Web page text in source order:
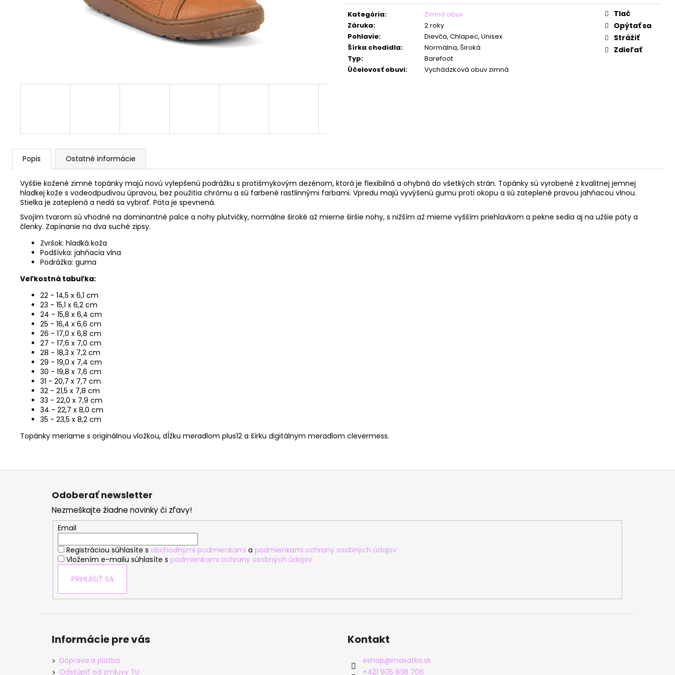
cena:
Kategória:
Zimná obuv
Záruka:
2 roky
Pohlavie:
Dievča, Chlapec, Unisex
Šírka chodidla:
Normálna, Široká
Typ:
Barefoot
Účelovosť obuvi: Vychádzková obuv zimná
Tlač
Opýtať sa
Strážiť
Zdieľať
Popis Ostatné informácie
Vyššie kožené zimné topánky majú novú vylepšenú podrážku s protišmykovým dezénom, ktorá je flexibilná a ohybná do všetkých strán. Topánky sú vyrobené z kvalitnej jemnej
hladkej kože s vodeodpudivou úpravou, bez použitia chrómu a sú farbené rastlinnými farbami. Vpredu majú vyvýšenú gumu proti okopu a sú zateplené pravou jahňacou vlnou.
Stielka je zateplená a nedá sa vybrať. Päta je spevnená.
Svojím tvarom sú vhodné na dominantné palce a nohy plutvičky, normálne široké až mierne širšie nohy, s nižším až mierne vyšším priehlavkom a pekne sedia aj na užšie päty a
členky. Zapínanie na dva suché zipsy.
Zvršok: hladká koža
Podšívka: jahňacia vlna
Podrážka: guma
Veľkostná tabuľka:
22 - 14,5 x 6,1 cm
23 - 15,1 x 6,2 cm
24 - 15,8 x 6,4 cm
25 - 16,4 x 6,6 cm
26 - 17,0 x 6,8 cm
27 - 17,6 x 7,0 cm
28 - 18,3 x 7,2 cm
29 - 19,0 x 7,4 cm
30 - 19,8 x 7,6 cm
31 - 20,7 x 7,7 cm
32 - 21,5 x 7,8 cm
33 - 22,0 x 7,9 cm
34 - 22,7 x 8,0 cm
35 - 23,5 x 8,2 cm
Topánky meriame s originálnou vložkou, dĺžku meradlom plus12 a šírku digitálnym meradlom clevermess.
Z
Odoberať newsletter
Nezmeškajte žiadne novinky či zľavy!
Email
Registráciou súhlasíte s obchodnými podmienkami a podmienkami ochrany osobných údajov
Vložením e-mailu súhlasíte s podmienkami ochrany osobných údajov
PRIHLÁSIŤ SA
Informácie pre vás
Doprava a platba
Odstúpiť od zmluvy TU
Kontakt
eshop@maxatko.sk
+421 905 838 706